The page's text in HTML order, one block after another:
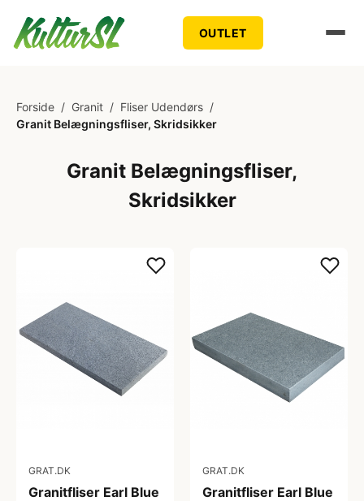
OUTLET
Forside / Granit / Fliser Udendørs /
Granit Belægningsfliser, Skridsikker
Granit Belægningsfliser,
Skridsikker
GRAT.DK
Granitfliser Earl Blue
GRAT.DK
Granitfliser Earl Blue